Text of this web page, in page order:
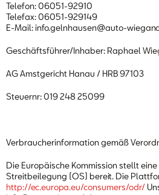
Telefon: 06051-92910
Telefax: 06051-929149
E-Mail: info.gelnhausen@auto-
Geschäftsführer/Inhaber: Raphael
AG Amstgericht Hanau / HRB 97103
Steuernr: 019 248 25099
Verbraucherinformation gemäß
Die Europäische Kommission stellt
Streitbeilegung (OS) bereit. Die
http://ec.europa.eu/consumers/odr/